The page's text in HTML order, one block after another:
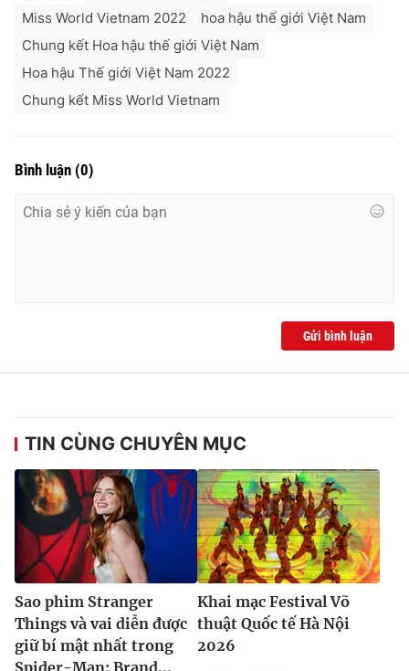
Miss World Vietnam 2022
hoa hậu thế giới Việt Nam
Chung kết Hoa hậu thế giới Việt Nam
Hoa hậu Thế giới Việt Nam 2022
Chung kết Miss World Vietnam
Bình luận (0)
Gửi bình luận
TIN CÙNG CHUYÊN MỤC
Sao phim Stranger
Things và vai diễn được
giữ bí mật nhất trong
Spider-Man: Brand...
Khai mạc Festival Võ
thuật Quốc tế Hà Nội
2026